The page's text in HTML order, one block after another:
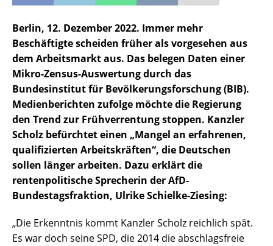
Berlin, 12. Dezember 2022. Immer mehr
Beschäftigte scheiden früher als vorgesehen aus
dem Arbeitsmarkt aus. Das belegen Daten einer
Mikro-Zensus-Auswertung durch das
Bundesinstitut für Bevölkerungsforschung (BIB).
Medienberichten zufolge möchte die Regierung
den Trend zur Frühverrentung stoppen. Kanzler
Scholz befürchtet einen „Mangel an erfahrenen,
qualifizierten Arbeitskräften“, die Deutschen
sollen länger arbeiten. Dazu erklärt die
rentenpolitische Sprecherin der AfD-
Bundestagsfraktion, Ulrike Schielke-Ziesing:
„Die Erkenntnis kommt Kanzler Scholz reichlich spät.
Es war doch seine SPD, die 2014 die abschlagsfreie